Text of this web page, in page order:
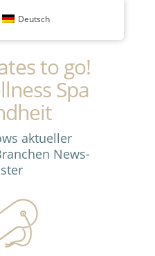
to go!
Spa
aktueller
News-
Deutsch